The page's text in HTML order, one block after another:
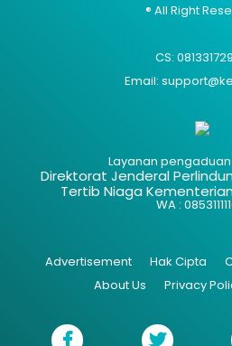
® All Right
CS:
Email:
Layanan
Direktorat Jenderal
Tertib Niaga
WA :
Advertisement Hak Cipta
About Us
Privacy